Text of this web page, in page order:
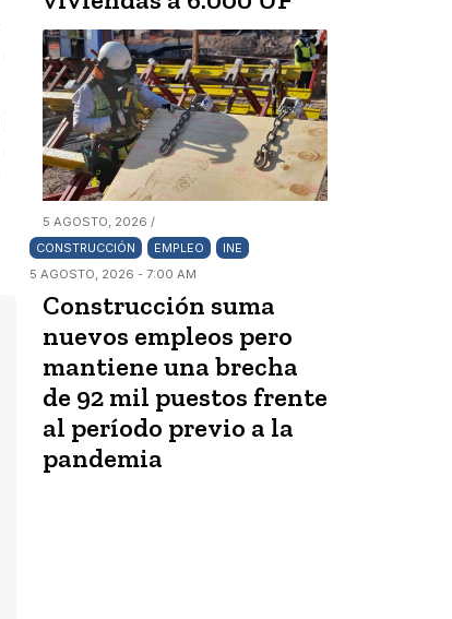
5 AGOSTO, 2026 /
CONSTRUCCIÓN
EMPLEO
INE
5 AGOSTO, 2026 - 7:00 AM
Construcción suma
nuevos empleos pero
mantiene una brecha
de 92 mil puestos frente
al período previo a la
pandemia